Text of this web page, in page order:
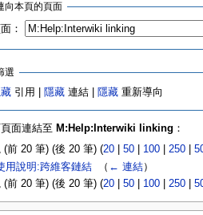
向本頁的頁面
：
選
引用 | 隱藏 連結 | 隱藏 重新導向
面連結至 M:Help:Interwiki linking ：
(前 20 筆) (後 20 筆) (20| 50| 100| 250|
用說明:跨維客鏈結‎ （ ← 連結）
(前 20 筆) (後 20 筆) (20| 50| 100| 250|